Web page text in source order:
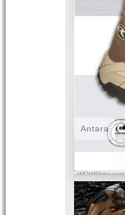
WOWSlider.com
Antara